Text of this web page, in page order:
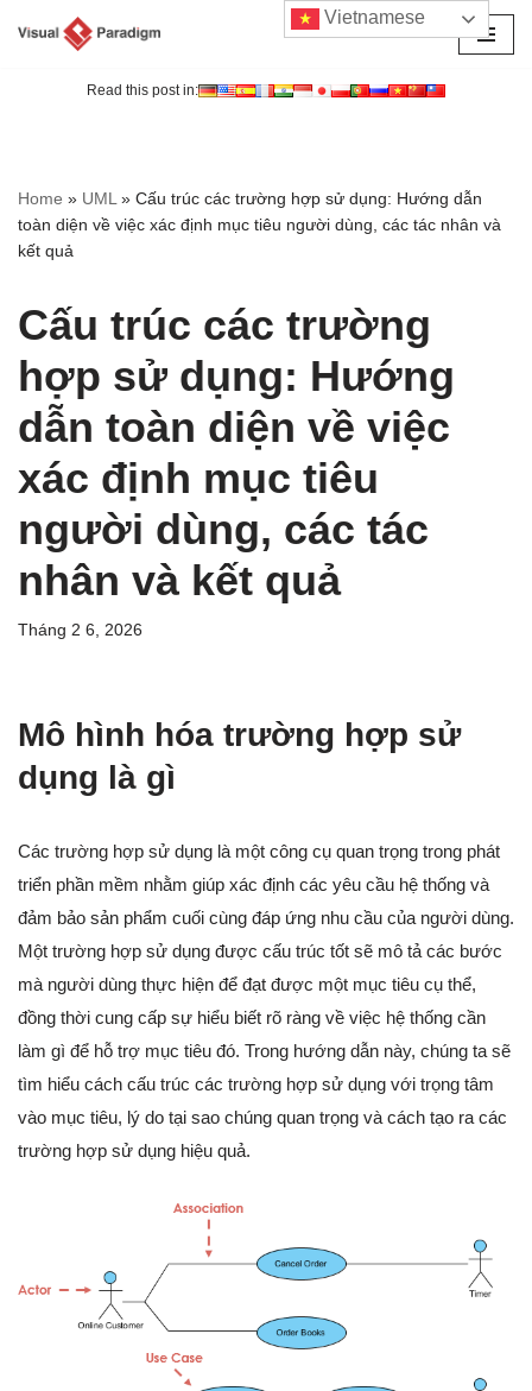
Read this post in:
Home » UML» Cấu trúc các trường hợp sử dụng: Hướng dẫn
toàn diện về việc xác định mục tiêu người dùng, các tác nhân và
kết quả
Cấu trúc các trường
hợp sử dụng: Hướng
dẫn toàn diện về việc
xác định mục tiêu
người dùng, các tác
nhân và kết quả
Tháng 2 6, 2026
Mô hình hóa trường hợp sử
dụng là gì
Các trường hợp sử dụng là một công cụ quan trọng trong phát
triển phần mềm nhằm giúp xác định các yêu cầu hệ thống và
đảm bảo sản phẩm cuối cùng đáp ứng nhu cầu của người dùng.
Một trường hợp sử dụng được cấu trúc tốt sẽ mô tả các bước
mà người dùng thực hiện để đạt được một mục tiêu cụ thể,
đồng thời cung cấp sự hiểu biết rõ ràng về việc hệ thống cần
làm gì để hỗ trợ mục tiêu đó. Trong hướng dẫn này, chúng ta sẽ
tìm hiểu cách cấu trúc các trường hợp sử dụng với trọng tâm
vào mục tiêu, lý do tại sao chúng quan trọng và cách tạo ra các
trường hợp sử dụng hiệu quả.
Vietnamese